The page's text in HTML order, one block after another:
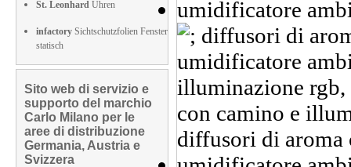
St. Leonhard Uhren
infactory Sichtschutzfolien Fenster
statisch
Sito web di servizio e
supporto del marchio
Carlo Milano per le
aree di distribuzione
Germania, Austria e
Svizzera